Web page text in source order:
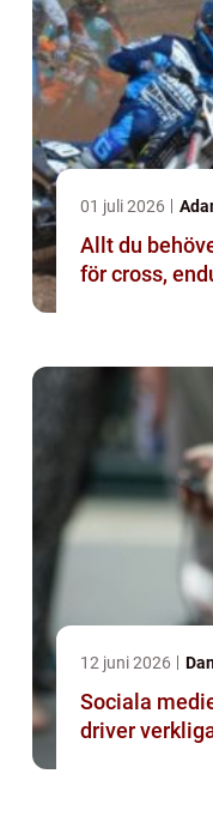
01 juli 2026
Allt du
för cross,
12 juni 2026
Sociala
driver